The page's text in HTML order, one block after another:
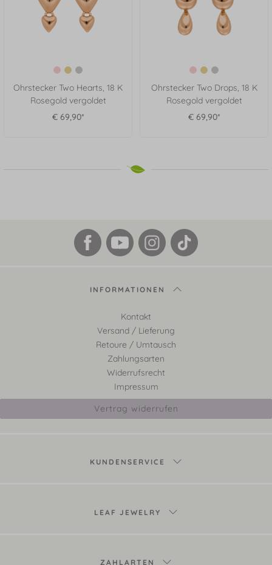
Ohrstecker Two Hearts, 18 K
Rosegold vergoldet
€ 69,90*
Ohrstecker Two Drops, 18 K
Rosegold vergoldet
€ 69,90*
INFORMATIONEN
Kontakt
Versand / Lieferung
Retoure / Umtausch
Zahlungsarten
Widerrufsrecht
Impressum
Vertrag widerrufen
KUNDENSERVICE
LEAF JEWELRY
ZAHLARTEN